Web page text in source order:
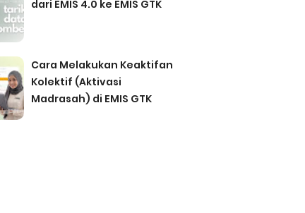
dari EMIS 4.0 ke EMIS GTK
Cara Melakukan Keaktifan
Kolektif (Aktivasi
Madrasah) di EMIS GTK